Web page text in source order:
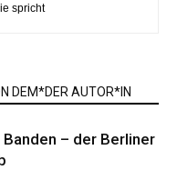
spricht
DEM*DER AUTOR*IN
Banden – der Berliner